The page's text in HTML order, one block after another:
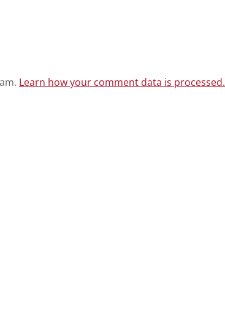
Learn how your comment data is processed.